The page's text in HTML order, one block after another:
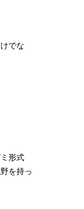
でな
形式
を持っ